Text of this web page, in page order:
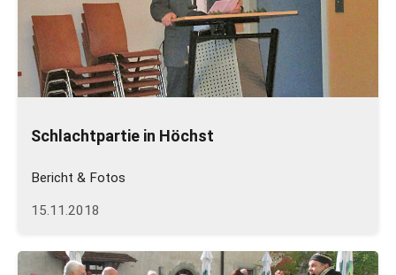
Schlachtpartie in Höchst
Bericht & Fotos
15.11.2018